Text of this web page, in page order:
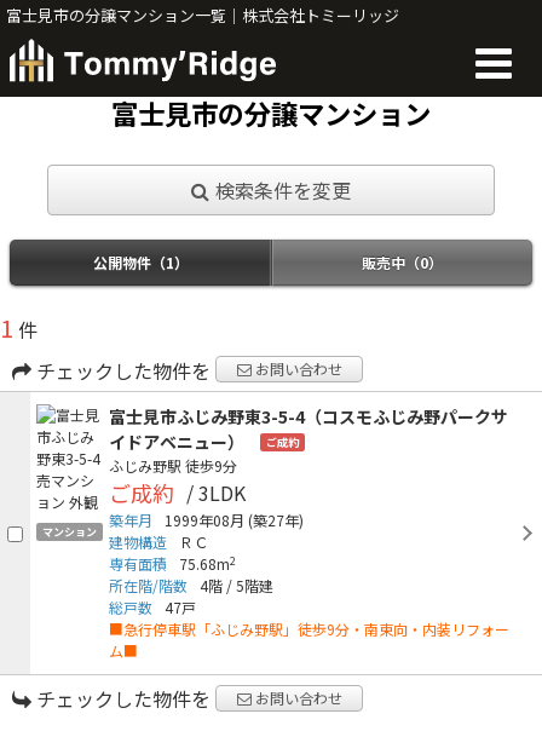
富士見市の分譲マンション一覧｜株式会社トミーリッジ
富士見市の分譲マンション
検索条件を変更
公開物件（1） 販売中（0）
1 件
チェックした物件を
お問い合わせ
マンション
富士見市ふじみ野東3-5-4（コスモふじみ野パークサ
イドアベニュー）
ご成約
ふじみ野駅 徒歩9分
ご成約 / 3LDK
築年月 1999年08月 (築27年)
建物構造
ＲＣ
専有面積
75.68m2
所在階/階数 4階 /5階建
総戸数 47戸
■急行停車駅「ふじみ野駅」徒歩9分・南東向・内装リフォー
ム■
チェックした物件を お問い合わせ